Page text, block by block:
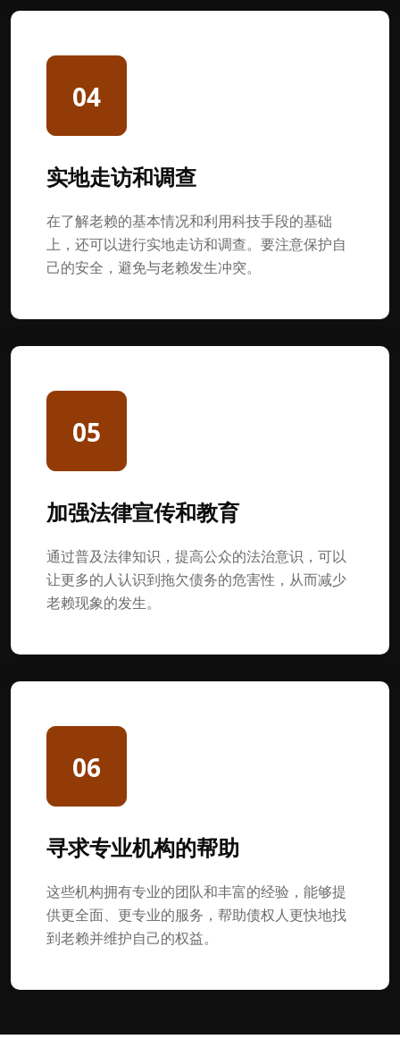
04
实地走访和调查
在了解老赖的基本情况和利用科技手段的基础
上，还可以进行实地走访和调查。要注意保护自
己的安全，避免与老赖发生冲突。
05
加强法律宣传和教育
通过普及法律知识，提高公众的法治意识，可以
让更多的人认识到拖欠债务的危害性，从而减少
老赖现象的发生。
06
寻求专业机构的帮助
这些机构拥有专业的团队和丰富的经验，能够提
供更全面、更专业的服务，帮助债权人更快地找
到老赖并维护自己的权益。